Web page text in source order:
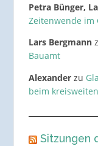
Petra Bünger,
Zeitenwende im
Lars Bergmann
Bauamt
Alexanderzu
beim
Sitzungen